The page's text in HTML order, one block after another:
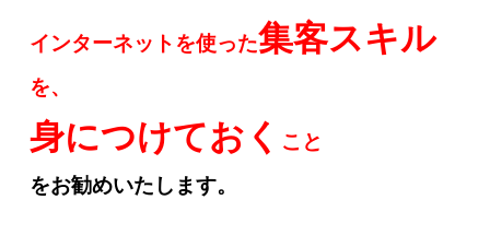
インターネットを使った集客スキル
を、
身につけておく こと
をお勧めいたします。